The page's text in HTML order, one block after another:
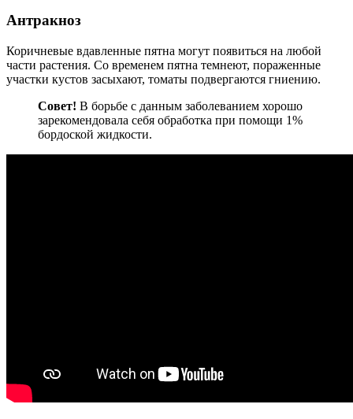
Антракноз
Коричневые вдавленные пятна могут появиться на любой
части растения. Со временем пятна темнеют, пораженные
участки кустов засыхают, томаты подвергаются гниению.
Совет! В борьбе с данным заболеванием хорошо
зарекомендовала себя обработка при помощи 1%
бордоской жидкости.